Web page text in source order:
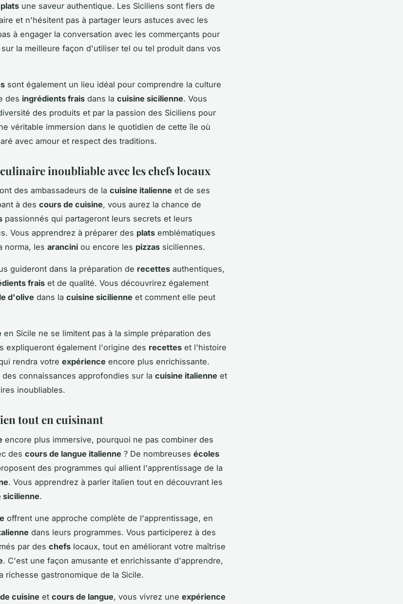
plats une saveur authentique. Les Siciliens sont fiers de
et n'hésitent pas à partager leurs astuces avec les
à engager la conversation avec les commerçants pour
la meilleure façon d'utiliser tel ou tel produit dans vos
sont également un lieu idéal pour comprendre la culture
des ingrédients frais dans la cuisine sicilienne. Vous
des produits et par la passion des Siciliens pour
véritable immersion dans le quotidien de cette île où
avec amour et respect des traditions.
inoubliable avec les chefs locaux
des ambassadeurs de la cuisine italienne et de ses
à des cours de cuisine, vous aurez la chance de
passionnés qui partageront leurs secrets et leurs
Vous apprendrez à préparer des plats emblématiques
norma, les arancini ou encore les pizzas siciliennes.
guideront dans la préparation de recettes authentiques,
frais et de qualité. Vous découvrirez également
d'olive dans la cuisine sicilienne et comment elle peut
en Sicile ne se limitent pas à la simple préparation des
expliqueront également l'origine des recettes et l'histoire
rendra votre expérience encore plus enrichissante.
connaissances approfondies sur la cuisine italienne et
inoubliables.
tout en cuisinant
encore plus immersive, pourquoi ne pas combiner des
des cours de langue italienne ? De nombreuses écoles
des programmes qui allient l'apprentissage de la
. Vous apprendrez à parler italien tout en découvrant les
sicilienne.
offrent une approche complète de l'apprentissage, en
dans leurs programmes. Vous participerez à des
par des chefs locaux, tout en améliorant votre maîtrise
. C'est une façon amusante et enrichissante d'apprendre,
richesse gastronomique de la Sicile.
cuisine et cours de langue, vous vivrez une expérience